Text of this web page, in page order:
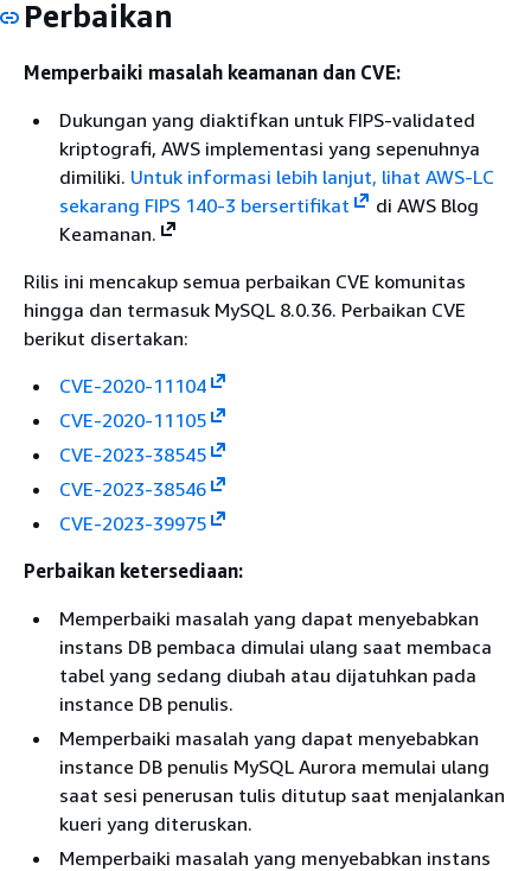
Perbaikan
Memperbaiki masalah keamanan dan CVE:
Dukungan yang diaktifkan untuk FIPS-validated
kriptografi, AWS implementasi yang sepenuhnya
dimiliki. Untuk informasi lebih lanjut, lihat AWS-LC
sekarang FIPS 140-3 bersertifikat
di AWS Blog
Keamanan.
Rilis ini mencakup semua perbaikan CVE komunitas
hingga dan termasuk MySQL 8.0.36. Perbaikan CVE
berikut disertakan:
CVE-2020-11104
CVE-2020-11105
CVE-2023-38545
CVE-2023-38546
CVE-2023-39975
Perbaikan ketersediaan:
Memperbaiki masalah yang dapat menyebabkan
instans DB pembaca dimulai ulang saat membaca
tabel yang sedang diubah atau dijatuhkan pada
instance DB penulis.
Memperbaiki masalah yang dapat menyebabkan
instance DB penulis MySQL Aurora memulai ulang
saat sesi penerusan tulis ditutup saat menjalankan
kueri yang diteruskan.
Memperbaiki masalah yang menyebabkan instans